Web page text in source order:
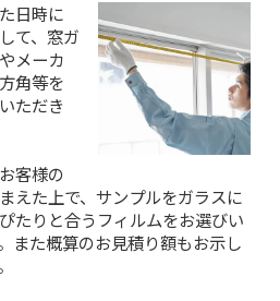
日時に
て、窓ガ
メーカ
角等を
ただき
客様の
えた上で、サンプルをガラスに
たりと合うフィルムをお選びい
また概算のお見積り額もお示し